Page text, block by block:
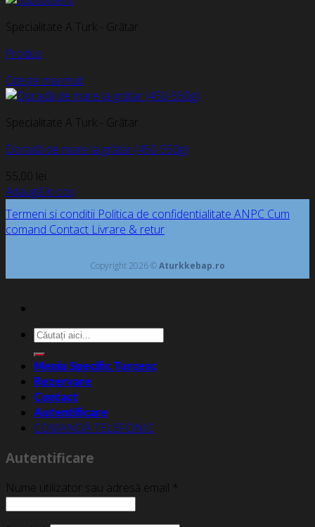
Specialitate A Turk - Grătar
Produs
Citește mai mult
Specialitate A Turk - Grătar
Doradă de mare la grătar (450-550g)
55,00 lei
Adaugă în coș
Termeni si conditii Politica de confidentialitate ANPC Cum
comand Contact Livrare & retur
Copyright 2026 ©Aturkkebap.ro
Caută
după:
Meniu Specific Turcesc
Rezervare
Contact
Autentificare
COMANDĂ TELEFONIC
Autentificare
Nume utilizator sau adresă email *